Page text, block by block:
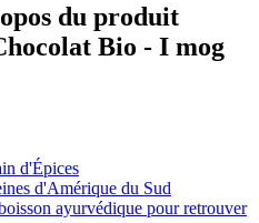
du produit
Bio - I mog
d'Épices
d'Amérique du Sud
ayurvédique pour retrouver